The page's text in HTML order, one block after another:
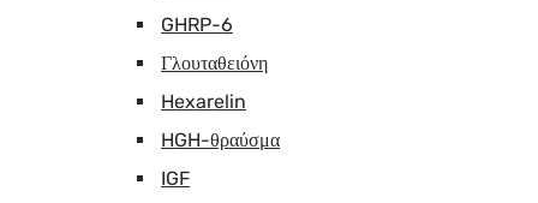
GHRP-6
Γλουταθειόνη
Hexarelin
HGH-θραύσμα
IGF